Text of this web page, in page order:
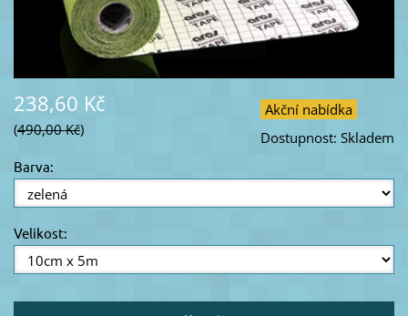
Akční nabídka
Dostupnost: Skladem
238,60 Kč
490,00 Kč
Barva:
Velikost: